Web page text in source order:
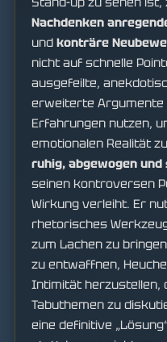
Nachdenken
und konträre
nicht auf schnelle
ausgefeilte,
erweiterte Argumente
Erfahrungen nutzen,
emotionalen Realität
ruhig, abgewogen
seinen kontroversen
Wirkung verleiht. Er
rhetorisches
zum Lachen zu
zu entwaffnen,
Intimität herzustellen,
Tabuthemen zu
eine definitive